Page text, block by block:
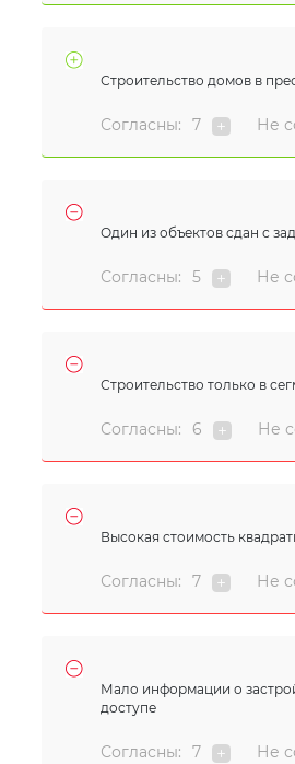
Строительство домов в
Согласны: 7 Не
Один из объектов сдан с
Согласны: 5 Не
Строительство только в
Согласны: 6 Не
Высокая стоимость
Согласны: 7 Не
Мало информации о
доступе
Согласны: 7 Не